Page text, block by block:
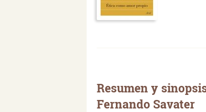
Resumen y
Fernando Savater